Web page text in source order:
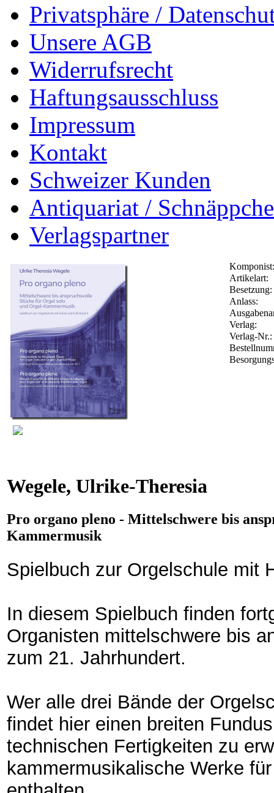
Privatsphäre /
Unsere AGB
Widerrufsrecht
Haftungsausschluss
Impressum
Kontakt
Schweizer Kunden
Antiquariat /
Verlagspartner
Komponist:
Artikelart:
Besetzung:
Anlass:
Verlag:
Verlag-Nr.:
Wegele, Ulrike-Theresia
Pro organo pleno - Mittelschwere bis
Kammermusik
Spielbuch zur Orgelschule mit
In diesem Spielbuch finden
Organisten mittelschwere bis
zum 21. Jahrhundert.
Wer alle drei Bände der
findet hier einen breiten
technischen Fertigkeiten zu
kammermusikalische Werke